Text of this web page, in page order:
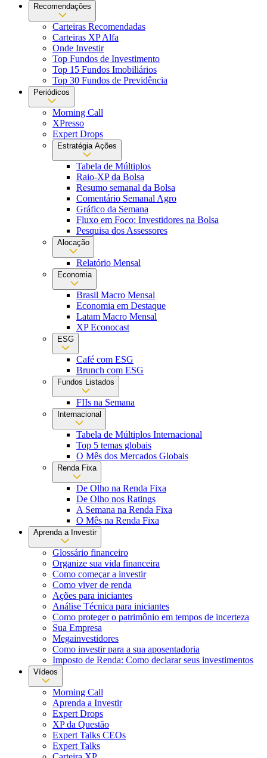
Recomendações
Carteiras Recomendadas
Carteiras XP Alfa
Onde Investir
Top Fundos de Investimento
Top 15 Fundos Imobiliários
Top 30 Fundos de Previdência
Periódicos
Morning Call
XPresso
Expert Drops
Estratégia Ações
Tabela de Múltiplos
Raio-XP da Bolsa
Resumo semanal da Bolsa
Comentário Semanal Agro
Gráfico da Semana
Fluxo em Foco: Investidores na Bolsa
Pesquisa dos Assessores
Alocação
Relatório Mensal
Economia
Brasil Macro Mensal
Economia em Destaque
Latam Macro Mensal
XP Econocast
ESG
Café com ESG
Brunch com ESG
Fundos Listados
FIIs na Semana
Internacional
Tabela de Múltiplos Internacional
Top 5 temas globais
O Mês dos Mercados Globais
Renda Fixa
De Olho na Renda Fixa
De Olho nos Ratings
A Semana na Renda Fixa
O Mês na Renda Fixa
Aprenda a Investir
Glossário financeiro
Organize sua vida financeira
Como começar a investir
Como viver de renda
Ações para iniciantes
Análise Técnica para iniciantes
Como proteger o patrimônio em tempos de incerteza
Sua Empresa
Megainvestidores
Como investir para a sua aposentadoria
Imposto de Renda: Como declarar seus investimentos
Vídeos
Morning Call
Aprenda a Investir
Expert Drops
XP da Questão
Expert Talks CEOs
Expert Talks